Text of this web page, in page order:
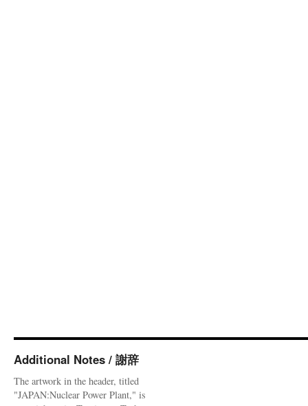
Additional Notes / 謝辞
The artwork in the header, titled
"JAPAN:Nuclear Power Plant," is